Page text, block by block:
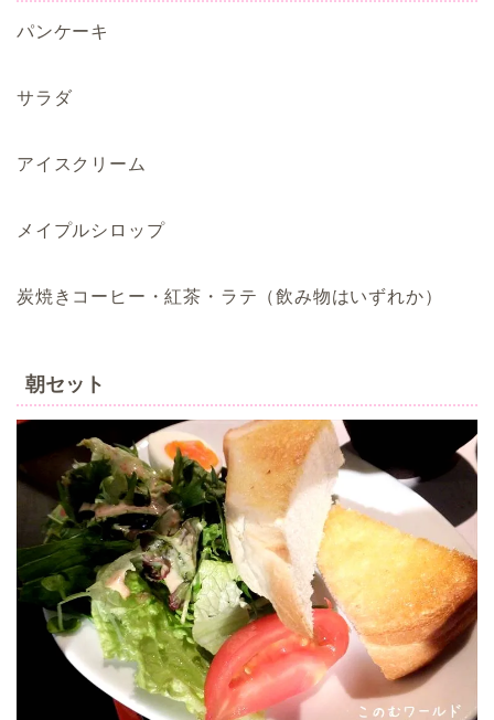
パンケーキ
サラダ
アイスクリーム
メイプルシロップ
炭焼きコーヒー・紅茶・ラテ（飲み物はいずれか）
朝セット